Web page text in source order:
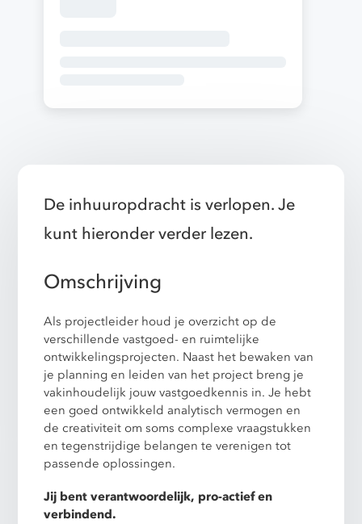
De inhuuropdracht is verlopen. Je
kunt hieronder verder lezen.
Omschrijving
Als projectleider houd je overzicht op de
verschillende vastgoed- en ruimtelijke
ontwikkelingsprojecten. Naast het bewaken van
je planning en leiden van het project breng je
vakinhoudelijk jouw vastgoedkennis in. Je hebt
een goed ontwikkeld analytisch vermogen en
de creativiteit om soms complexe vraagstukken
en tegenstrijdige belangen te verenigen tot
passende oplossingen.
Jij bent verantwoordelijk, pro-actief en
verbindend.